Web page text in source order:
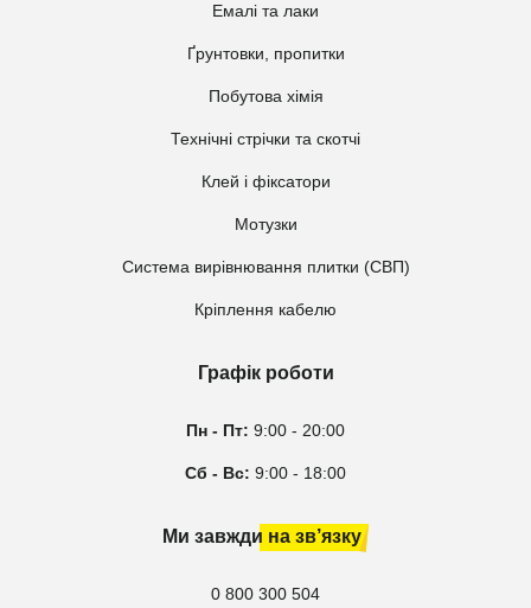
Емалі та лаки
Ґрунтовки, пропитки
Побутова хімія
Технічні стрічки та скотчі
Клей і фіксатори
Мотузки
Система вирівнювання плитки (СВП)
Кріплення кабелю
Графік роботи
Пн - Пт: 9:00 - 20:00
Сб - Вс: 9:00 - 18:00
Ми завжди на зв’язку
0 800 300 504